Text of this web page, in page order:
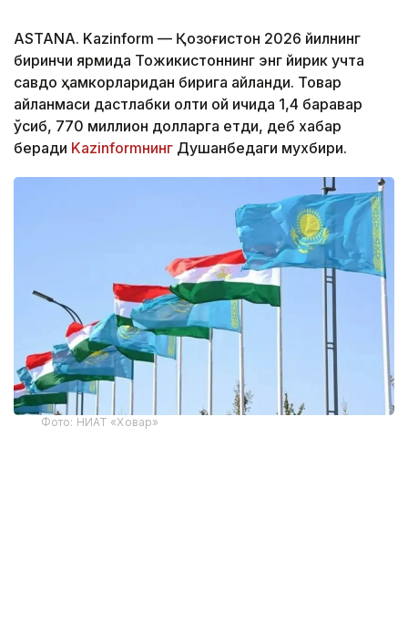
ASTANA. Kazinform — Қозоғистон 2026 йилнинг
биринчи ярмида Тожикистоннинг энг йирик учта
савдо ҳамкорларидан бирига айланди. Товар
айланмаси дастлабки олти ой ичида 1,4 баравар
ўсиб, 770 миллион долларга етди, деб хабар
беради Kazinformнинг Душанбедаги мухбири.
Фото: НИАТ «Ховар»